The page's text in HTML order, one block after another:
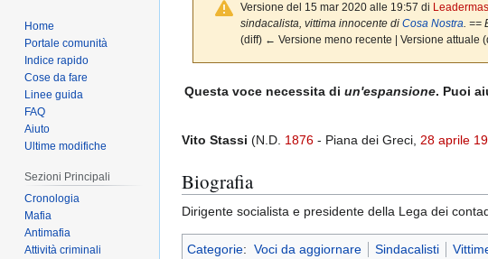
Versione del 15 mar 2020 alle 19:57 di
sindacalista, vittima innocente di Cosa Nostra .
(diff) ← Versione meno recente | Versione attuale
Vai
Vai
Questa voce necessita di un'espansione. Puoi
Vito Stassi (N.D. 1876 - Piana dei Greci, 28 aprile
Biografia
Dirigente socialista e presidente della Lega dei
Categorie: Voci da aggiornare Sindacalisti
Home
Portale comunità
Indice rapido
Cose da fare
Linee guida
FAQ
Aiuto
Ultime modifiche
Sezioni Principali
Cronologia
Mafia
Antimafia
Attività criminali